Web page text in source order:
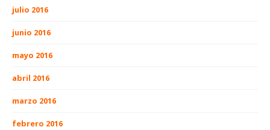
julio 2016
junio 2016
mayo 2016
abril 2016
marzo 2016
febrero 2016